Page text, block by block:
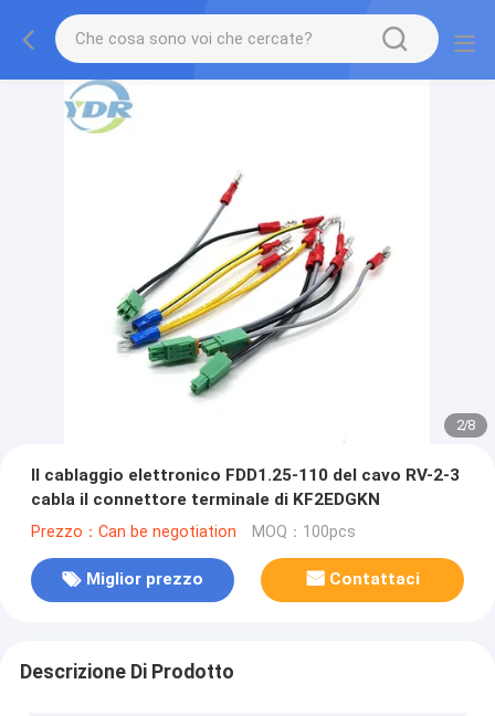
2/8
Il cablaggio elettronico FDD1.25-110 del cavo RV-2-3
cabla il connettore terminale di KF2EDGKN
Prezzo：Can be negotiation MOQ：100pcs
Miglior prezzo Contattaci
Descrizione Di Prodotto